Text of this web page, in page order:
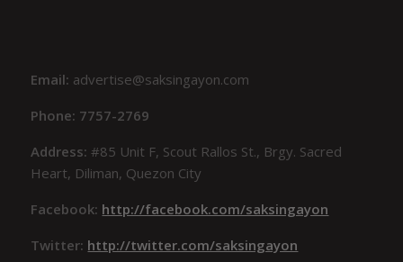
Email: advertise@saksingayon.com
Phone: 7757-2769
Address:#85 Unit F, Scout Rallos St., Brgy. Sacred
Heart, Diliman, Quezon City
Facebook: http://facebook.com/saksingayon
Twitter: http://twitter.com/saksingayon